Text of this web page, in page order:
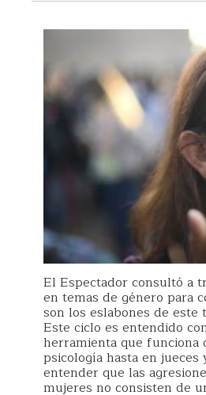
El Espectador consultó a
en temas de género para
son los eslabones de este
Este ciclo es entendido
herramienta que funciona
psicología hasta en jueces
entender que las
mujeres no consisten de